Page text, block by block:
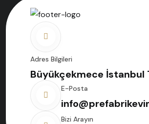
Adres Bilgileri
Büyükçekmece İstanbul
E-Posta
Bizi Arayın